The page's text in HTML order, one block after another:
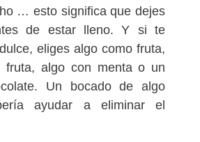
… esto significa que dejes
de estar lleno. Y si te
eliges algo como fruta,
fruta, algo con menta o un
Un bocado de algo
ayudar a eliminar el